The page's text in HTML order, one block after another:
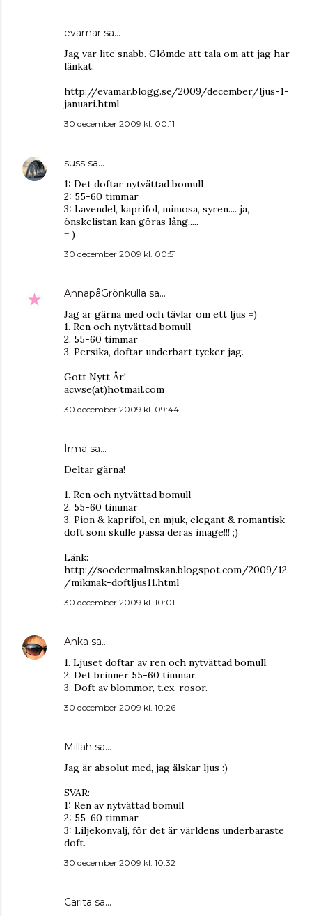
evamar sa…
Jag var lite snabb. Glömde att tala om att jag har
länkat:
http://evamar.blogg.se/2009/december/ljus-1-
januari.html
30 december 2009 kl. 00:11
suss sa…
1: Det doftar nytvättad bomull
2: 55-60 timmar
3: Lavendel, kaprifol, mimosa, syren.... ja,
önskelistan kan göras lång.....
= )
30 december 2009 kl. 00:51
AnnapåGrönkulla sa…
Jag är gärna med och tävlar om ett ljus =)
1. Ren och nytvättad bomull
2. 55-60 timmar
3. Persika, doftar underbart tycker jag.
Gott Nytt År!
acwse(at)hotmail.com
30 december 2009 kl. 09:44
Irma sa…
Deltar gärna!
1. Ren och nytvättad bomull
2. 55-60 timmar
3. Pion & kaprifol, en mjuk, elegant & romantisk
doft som skulle passa deras image!!! ;)
Länk:
http://soedermalmskan.blogspot.com/2009/12
/mikmak-doftljus11.html
30 december 2009 kl. 10:01
Anka sa…
1. Ljuset doftar av ren och nytvättad bomull.
2. Det brinner 55-60 timmar.
3. Doft av blommor, t.ex. rosor.
30 december 2009 kl. 10:26
Millah sa…
Jag är absolut med, jag älskar ljus :)
SVAR:
1: Ren av nytvättad bomull
2: 55-60 timmar
3: Liljekonvalj, för det är världens underbaraste
doft.
30 december 2009 kl. 10:32
Carita sa…